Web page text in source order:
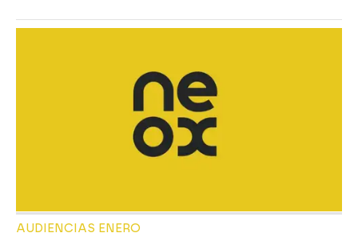
AUDIENCIAS ENERO